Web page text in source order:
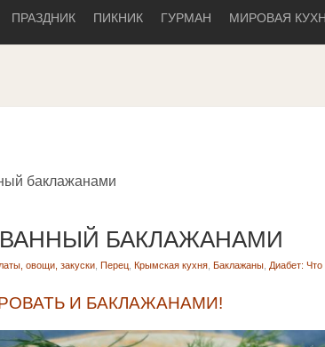
ПРАЗДНИК ПИКНИК ГУРМАН МИРОВАЯ
баклажанами
БАКЛАЖАНАМИ
овощи, закуски Перец Крымская кухня Баклажаны Диабет: Что
И БАКЛАЖАНАМИ!